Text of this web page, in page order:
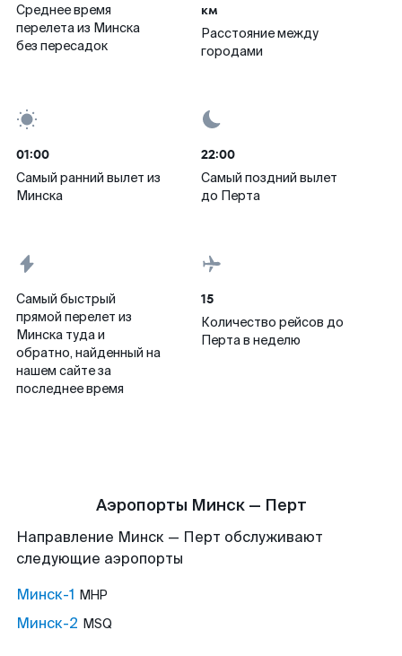
Среднее время
перелета из Минска
без пересадок
км
Расстояние между
городами
01:00
Самый ранний вылет из
Минска
22:00
Самый поздний вылет
до Перта
Самый быстрый
прямой перелет из
Минска туда и
обратно, найденный на
нашем сайте за
последнее время
15
Количество рейсов до
Перта в неделю
Аэропорты Минск — Перт
Направление Минск — Перт обслуживают
следующие аэропорты
Минск-1 MHP
Минск-2 MSQ